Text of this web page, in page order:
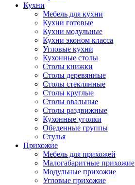
Кухни
Мебель для кухни
Кухни готовые
Кухни модульные
Кухни эконом класса
Угловые кухни
Кухонные столы
Столы книжки
Столы деревянные
Столы стеклянные
Столы круглые
Столы овальные
Столы раздвижные
Кухонные уголки
Обеденные группы
Стулья
Прихожие
Мебель для прихожей
Малогабаритные прихожие
Модульные прихожие
Угловые прихожие